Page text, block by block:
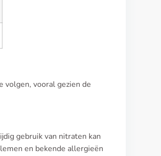
volgen, vooral gezien de
gebruik van nitraten kan
en bekende allergieën